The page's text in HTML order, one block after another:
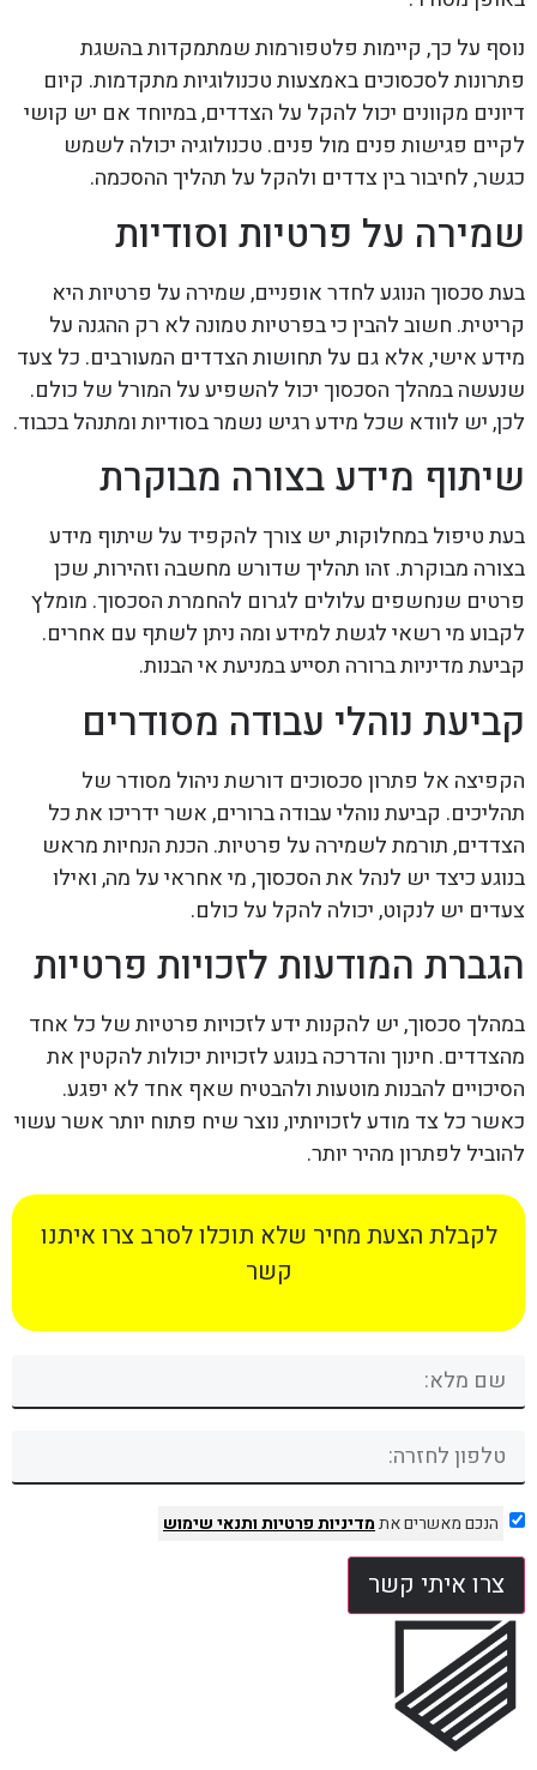
נוסף על כך, קיימות פלטפורמות שמתמקדות בהשגת
פתרונות לסכסוכים באמצעות טכנולוגיות מתקדמות. קיום
דיונים מקוונים יכול להקל על הצדדים, במיוחד אם יש קושי
לקיים פגישות פנים מול פנים. טכנולוגיה יכולה לשמש
כגשר, לחיבור בין צדדים ולהקל על תהליך ההסכמה.
שמירה על פרטיות וסודיות
בעת סכסוך הנוגע לחדר אופניים, שמירה על פרטיות היא
קריטית. חשוב להבין כי בפרטיות טמונה לא רק ההגנה על
מידע אישי, אלא גם על תחושות הצדדים המעורבים. כל צעד
שנעשה במהלך הסכסוך יכול להשפיע על המורל של כולם.
לכן, יש לוודא שכל מידע רגיש נשמר בסודיות ומתנהל בכבוד.
שיתוף מידע בצורה מבוקרת
בעת טיפול במחלוקות, יש צורך להקפיד על שיתוף מידע
בצורה מבוקרת. זהו תהליך שדורש מחשבה וזהירות, שכן
פרטים שנחשפים עלולים לגרום להחמרת הסכסוך. מומלץ
לקבוע מי רשאי לגשת למידע ומה ניתן לשתף עם אחרים.
קביעת מדיניות ברורה תסייע במניעת אי הבנות.
קביעת נוהלי עבודה מסודרים
הקפיצה אל פתרון סכסוכים דורשת ניהול מסודר של
תהליכים. קביעת נוהלי עבודה ברורים, אשר ידריכו את כל
הצדדים, תורמת לשמירה על פרטיות. הכנת הנחיות מראש
בנוגע כיצד יש לנהל את הסכסוך, מי אחראי על מה, ואילו
צעדים יש לנקוט, יכולה להקל על כולם.
הגברת המודעות לזכויות פרטיות
במהלך סכסוך, יש להקנות ידע לזכויות פרטיות של כל אחד
מהצדדים. חינוך והדרכה בנוגע לזכויות יכולות להקטין את
הסיכויים להבנות מוטעות ולהבטיח שאף אחד לא יפגע.
כאשר כל צד מודע לזכויותיו, נוצר שיח פתוח יותר אשר עשוי
להוביל לפתרון מהיר יותר.
לקבלת הצעת מחיר שלא תוכלו לסרב צרו איתנו
קשר
הנכם מאשרים אתמדיניות פרטיותותנאי שימוש
צרו איתי קשר